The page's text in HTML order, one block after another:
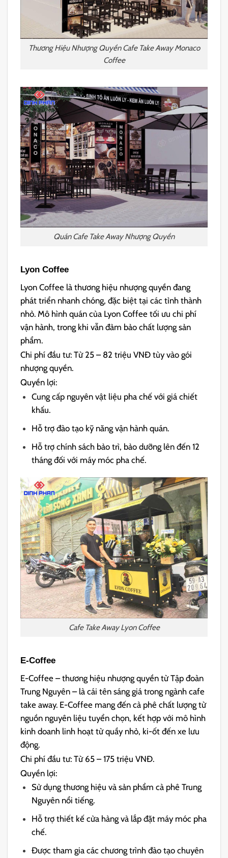
Thương Hiệu Nhượng Quyền Cafe Take Away Monaco
Coffee
Quán Cafe Take Away Nhượng Quyền
Lyon Coffee
Lyon Coffee là thương hiệu nhượng quyền đang
phát triển nhanh chóng, đặc biệt tại các tỉnh thành
nhỏ. Mô hình quán của Lyon Coffee tối ưu chi phí
vận hành, trong khi vẫn đảm bảo chất lượng sản
phẩm.
Chi phí đầu tư: Từ 25 – 82 triệu VNĐ tùy vào gói
nhượng quyền.
Quyền lợi:
Cung cấp nguyên vật liệu pha chế với giá chiết
khấu.
Hỗ trợ đào tạo kỹ năng vận hành quán.
Hỗ trợ chính sách bảo trì, bảo dưỡng lên đến 12
tháng đối với máy móc pha chế.
Cafe Take Away Lyon Coffee
E-Coffee
E-Coffee – thương hiệu nhượng quyền từ Tập đoàn
Trung Nguyên – là cái tên sáng giá trong ngành cafe
take away. E-Coffee mang đến cà phê chất lượng từ
nguồn nguyên liệu tuyển chọn, kết hợp với mô hình
kinh doanh linh hoạt từ quầy nhỏ, ki-ốt đến xe lưu
động.
Chi phí đầu tư: Từ 65 – 175 triệu VNĐ.
Quyền lợi:
Sử dụng thương hiệu và sản phẩm cà phê Trung
Nguyên nổi tiếng.
Hỗ trợ thiết kế cửa hàng và lắp đặt máy móc pha
chế.
Được tham gia các chương trình đào tạo chuyên